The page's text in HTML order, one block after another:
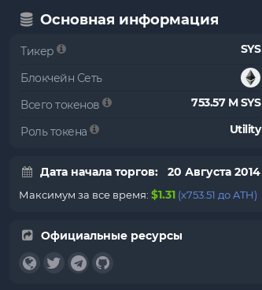
Основная информация
Тикер SYS
Блокчейн Сеть
Всего токенов
753.57 M SYS
Роль токена Utility
Дата начала торгов: 20 Августа 2014
Максимум за все время:$1.31 (x753.51 до ATH)
Официальные ресурсы